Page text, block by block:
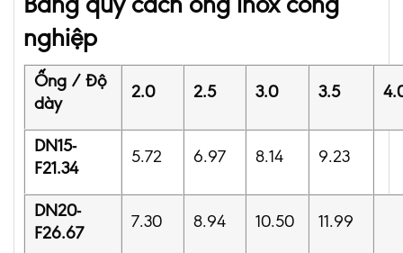
nghiệp
Ống / Độ
dày
2.0 2.5 3.0 3.5
DN15-
F21.34
5.72 6.97 8.14 9.23
DN20-
F26.67
7.30 8.94 10.50 11.99